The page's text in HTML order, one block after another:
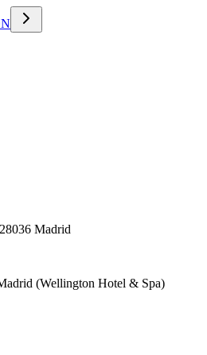
Madrid
(Wellington Hotel & Spa)